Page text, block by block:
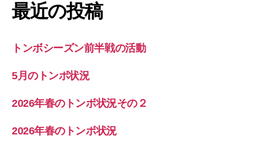
最近の投稿
トンボシーズン前半戦の活動
5月のトンボ状況
2026年春のトンボ状況その２
2026年春のトンボ状況